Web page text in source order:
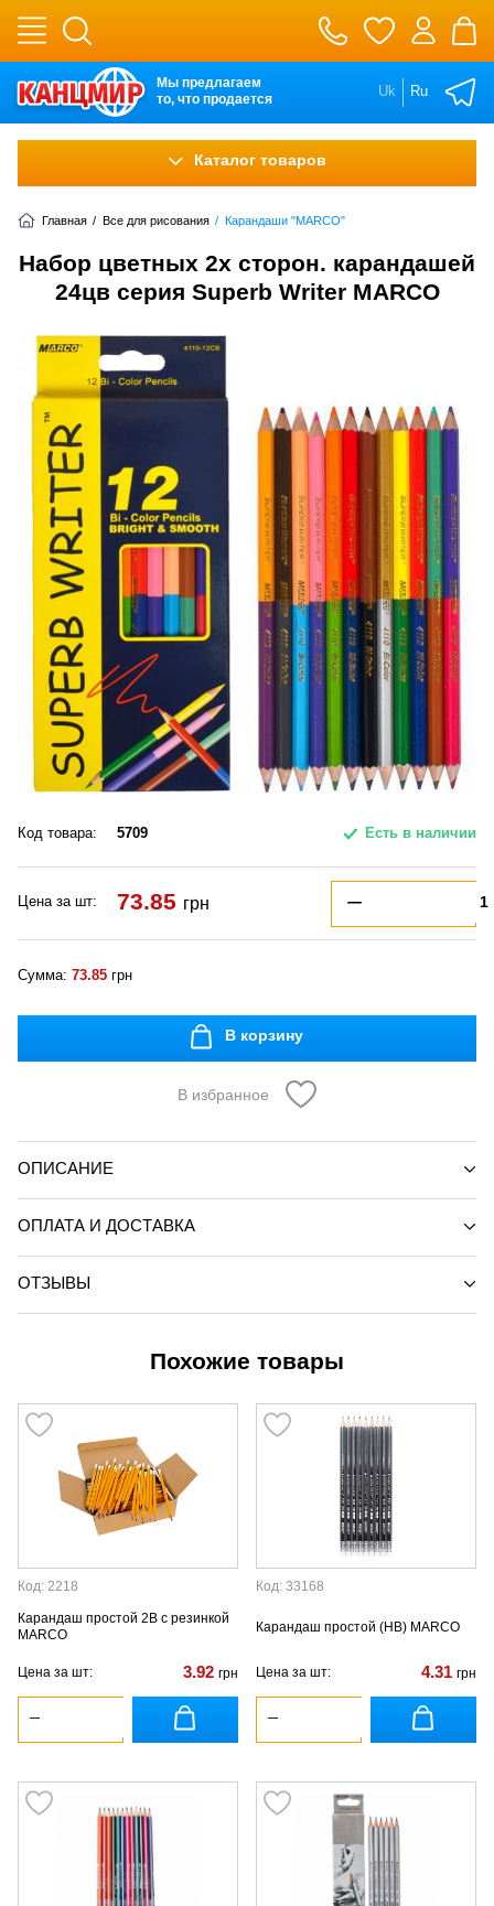
Мы предлагаем
то, что продается
Uk Ru
Каталог товаров
Главная / Все для рисования / Карандаши "MARCO"
Набор цветных 2х сторон. карандашей
24цв серия Superb Writer MARCO
Код товара: 5709 Есть в наличии
Цена за шт: 73.85 грн
Сумма: 73.85 грн
В корзину
В избранное
ОПИСАНИЕ
ОПЛАТА И ДОСТАВКА
ОТЗЫВЫ
Похожие товары
Код: 2218
Карандаш простой 2В с резинкой
MARCO
Цена за шт: 3.92 грн
Код: 33168
Карандаш простой (HB) MARCO
Цена за шт: 4.31 грн